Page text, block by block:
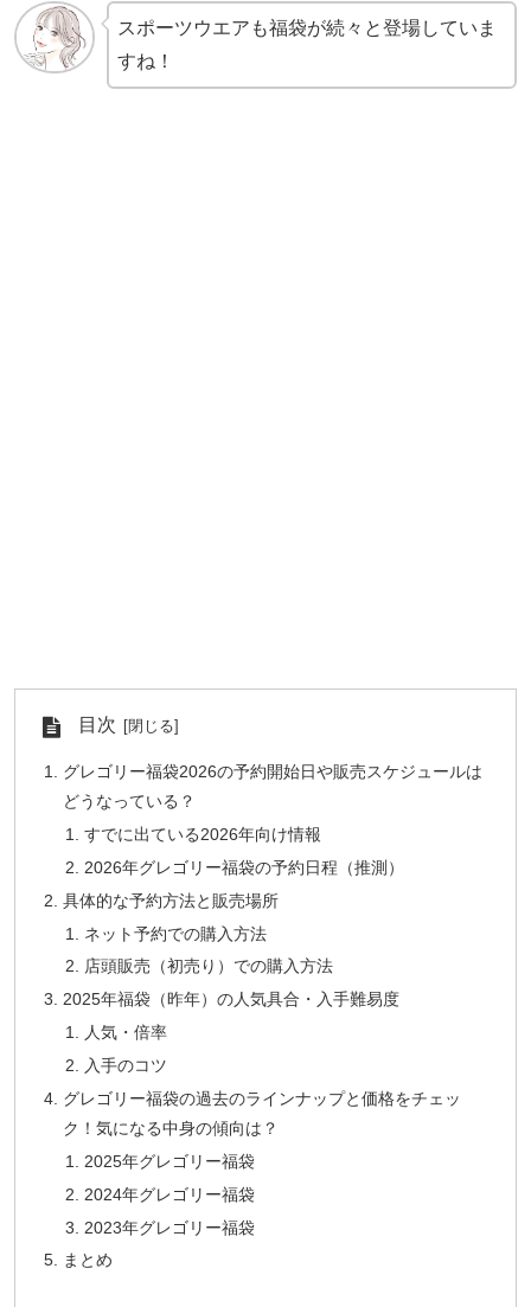
スポーツウエアも福袋が続々と登場していま
すね！
目次
グレゴリー福袋2026の予約開始日や販売スケジュールは
どうなっている？
すでに出ている2026年向け情報
2026年グレゴリー福袋の予約日程（推測）
具体的な予約方法と販売場所
ネット予約での購入方法
店頭販売（初売り）での購入方法
2025年福袋（昨年）の人気具合・入手難易度
人気・倍率
入手のコツ
グレゴリー福袋の過去のラインナップと価格をチェッ
ク！気になる中身の傾向は？
2025年グレゴリー福袋
2024年グレゴリー福袋
2023年グレゴリー福袋
まとめ